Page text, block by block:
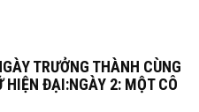
TRƯỞNG THÀNH CÙNG
HIỆN ĐẠI:NGÀY 2: MỘT CÔ